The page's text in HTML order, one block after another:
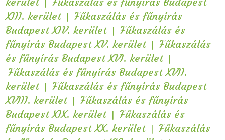
XIII. kerület | Fűkaszálás és fűnyírás
Budapest XIV. kerület | Fűkaszálás és
fűnyírás Budapest XV. kerület | Fűkaszálás
és fűnyírás Budapest XVI. kerület |
Fűkaszálás és fűnyírás Budapest XVII.
kerület | Fűkaszálás és fűnyírás Budapest
XVIII. kerület | Fűkaszálás és fűnyírás
Budapest XIX. kerület | Fűkaszálás és
fűnyírás Budapest XX. kerület | Fűkaszálás